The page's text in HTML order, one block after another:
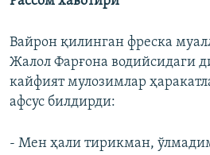
Вайрон қилинган фреска
Жалол Фарғона водийсидаги
кайфият мулозимлар
афсус билдирди:
- Мен ҳали тирикман,